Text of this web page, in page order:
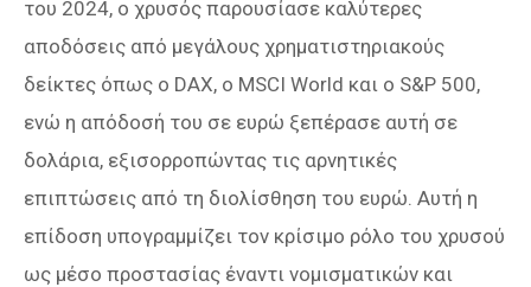
του 2024, ο χρυσός παρουσίασε καλύτερες
αποδόσεις από μεγάλους χρηματιστηριακούς
δείκτες όπως ο DAX, ο MSCI World και ο S&P 500,
ενώ η απόδοσή του σε ευρώ ξεπέρασε αυτή σε
δολάρια, εξισορροπώντας τις αρνητικές
επιπτώσεις από τη διολίσθηση του ευρώ. Αυτή η
επίδοση υπογραμμίζει τον κρίσιμο ρόλο του χρυσού
ως μέσο προστασίας έναντι νομισματικών και